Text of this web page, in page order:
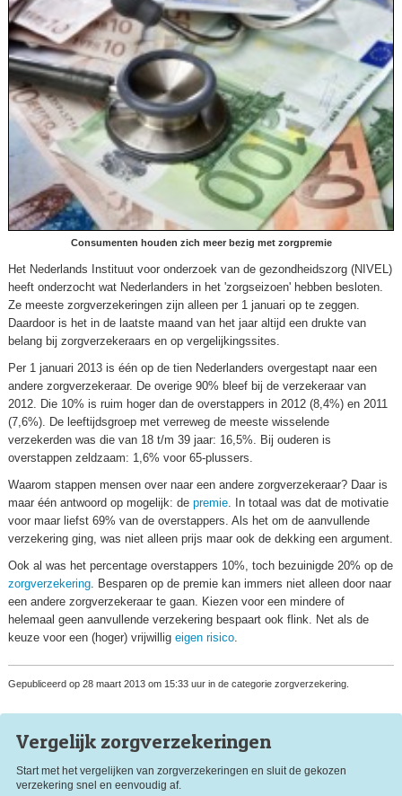
Consumenten houden zich meer bezig met zorgpremie
Het Nederlands Instituut voor onderzoek van de gezondheidszorg (NIVEL)
heeft onderzocht wat Nederlanders in het 'zorgseizoen' hebben besloten.
Ze meeste zorgverzekeringen zijn alleen per 1 januari op te zeggen.
Daardoor is het in de laatste maand van het jaar altijd een drukte van
belang bij zorgverzekeraars en op vergelijkingssites.
Per 1 januari 2013 is één op de tien Nederlanders overgestapt naar een
andere zorgverzekeraar. De overige 90% bleef bij de verzekeraar van
2012. Die 10% is ruim hoger dan de overstappers in 2012 (8,4%) en 2011
(7,6%). De leeftijdsgroep met verreweg de meeste wisselende
verzekerden was die van 18 t/m 39 jaar: 16,5%. Bij ouderen is
overstappen zeldzaam: 1,6% voor 65-plussers.
Waarom stappen mensen over naar een andere zorgverzekeraar? Daar is
maar één antwoord op mogelijk: de premie. In totaal was dat de motivatie
voor maar liefst 69% van de overstappers. Als het om de aanvullende
verzekering ging, was niet alleen prijs maar ook de dekking een argument.
Ook al was het percentage overstappers 10%, toch bezuinigde 20% op de
zorgverzekering. Besparen op de premie kan immers niet alleen door naar
een andere zorgverzekeraar te gaan. Kiezen voor een mindere of
helemaal geen aanvullende verzekering bespaart ook flink. Net als de
keuze voor een (hoger) vrijwillig eigen risico.
Gepubliceerd op 28 maart 2013 om 15:33 uur in de categorie zorgverzekering.
Vergelijk zorgverzekeringen
Start met het vergelijken van zorgverzekeringen en sluit de gekozen
verzekering snel en eenvoudig af.